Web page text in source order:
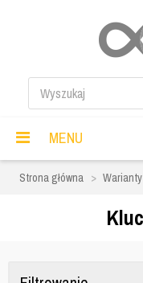
MENU
Strona główna Warianty